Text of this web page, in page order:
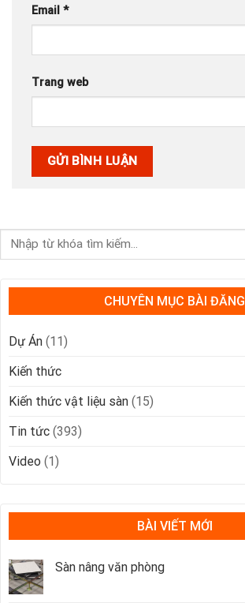
Email *
Trang web
CHUYÊN MỤC BÀI ĐĂNG
Dự Án (11)
Kiến thức
Kiến thức vật liệu sàn (15)
Tin tức (393)
Video (1)
BÀI VIẾT MỚI
Sàn nâng văn phòng